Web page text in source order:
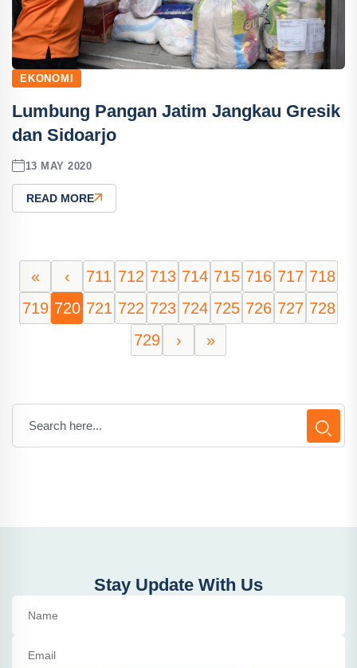
EKONOMI
Lumbung Pangan Jatim Jangkau Gresik
dan Sidoarjo
13 MAY 2020
READ MORE
« ‹ 711 712 713 714 715 716 717 718
719 720 721 722 723 724 725 726 727 728
729
› »
Stay Update With Us